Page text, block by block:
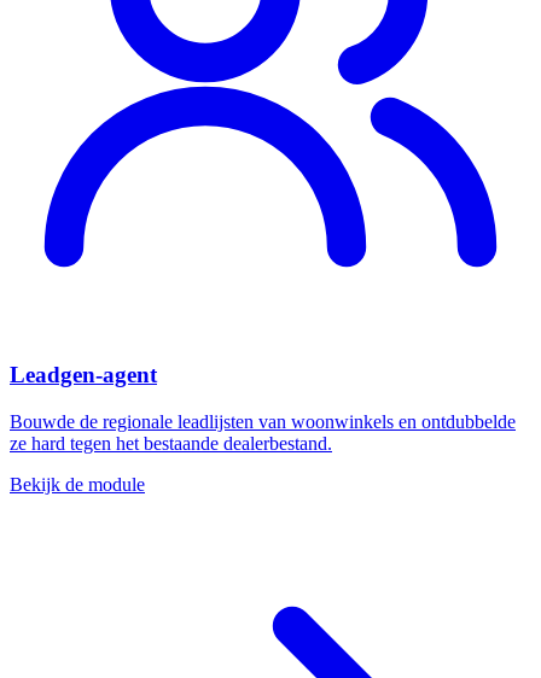
Leadgen-agent
Bouwde de regionale leadlijsten van woonwinkels en ontdubbelde
ze hard tegen het bestaande dealerbestand.
Bekijk de module